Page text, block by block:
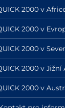
2000 v
2000 v
2000 v
2000 v Jižní
2000 v